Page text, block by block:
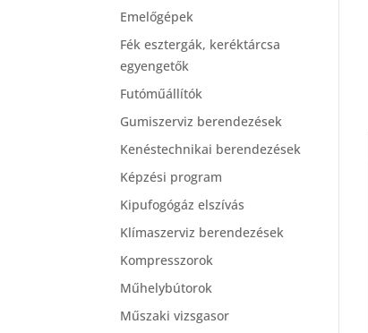
Emelőgépek
Fék esztergák, keréktárcsa
egyengetők
Futóműállítók
Gumiszerviz berendezések
Kenéstechnikai berendezések
Képzési program
Kipufogógáz elszívás
Klímaszerviz berendezések
Kompresszorok
Műhelybútorok
Műszaki vizsgasor